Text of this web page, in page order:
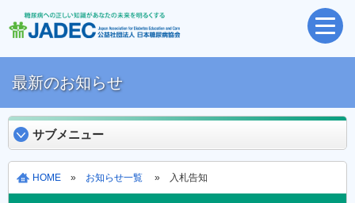
最新のお知らせ
サブメニュー
HOME » お知らせ一覧 » 入札告知